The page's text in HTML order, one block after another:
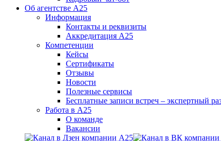
Об агентстве А25
Информация
Контакты и реквизиты
Аккредитация А25
Компетенции
Кейсы
Сертификаты
Отзывы
Новости
Полезные сервисы
Бесплатные записи встреч – экспертный
Работа в А25
О команде
Вакансии